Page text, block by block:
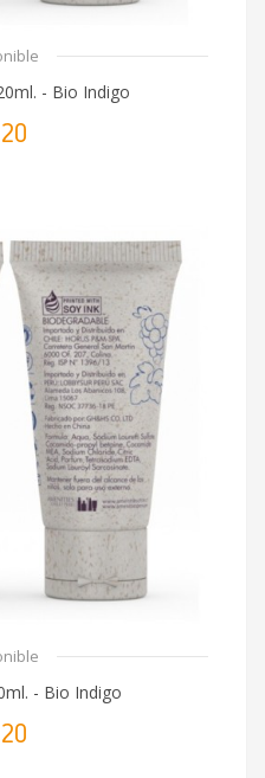
- Bio Indigo
- Bio Indigo